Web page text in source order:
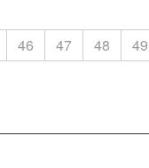
46 47 48
49